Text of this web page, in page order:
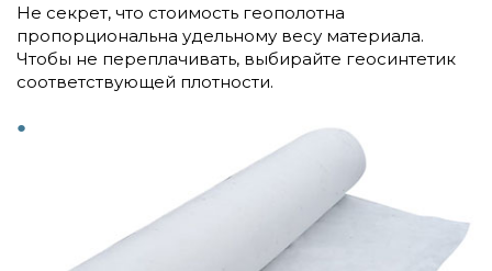
Не секрет, что стоимость геополотна
пропорциональна удельному весу материала.
Чтобы не переплачивать, выбирайте геосинтетик
соответствующей плотности.